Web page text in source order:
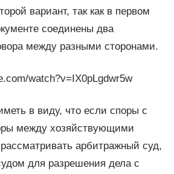
вариант, так как в первом
соединены два
между разными сторонами.
watch?v=IX0pLgdwr5w
в виду, что если споры с
между хозяйствующими
арбитражный суд,
для разрешения дела с